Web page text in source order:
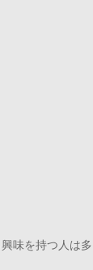
味を持つ人は多